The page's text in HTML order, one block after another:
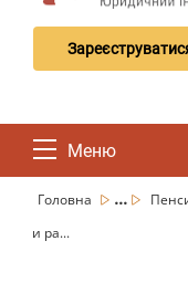
Меню
Головна ...
и ра...